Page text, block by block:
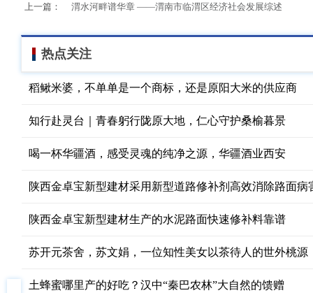
上一篇： 渭水河畔谱华章 ——渭南市临渭区经济社会发展综述
热点关注
稻鳅米婆，不单单是一个商标，还是原阳大米的供应商
知行赴灵台｜青春躬行陇原大地，仁心守护桑榆暮景
喝一杯华疆酒，感受灵魂的纯净之源，华疆酒业西安
陕西金卓宝新型建材采用新型道路修补剂高效消除路面病
陕西金卓宝新型建材生产的水泥路面快速修补料靠谱
苏开元茶舍，苏文娟，一位知性美女以茶待人的世外桃源
土蜂蜜哪里产的好吃？汉中“秦巴农林”大自然的馈赠